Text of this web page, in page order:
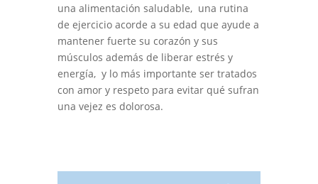
una alimentación saludable, una rutina
de ejercicio acorde a su edad que ayude a
mantener fuerte su corazón y sus
músculos además de liberar estrés y
energía, y lo más importante ser tratados
con amor y respeto para evitar qué sufran
una vejez es dolorosa.